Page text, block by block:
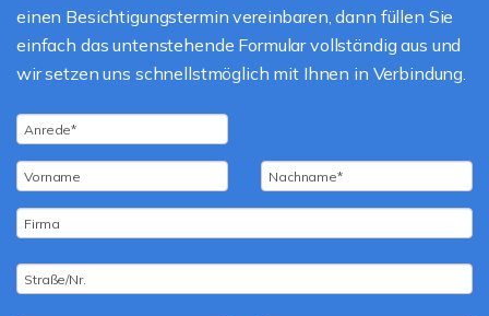
einen Besichtigungstermin vereinbaren, dann füllen Sie
einfach das untenstehende Formular vollständig aus und
wir setzen uns schnellstmöglich mit Ihnen in Verbindung.